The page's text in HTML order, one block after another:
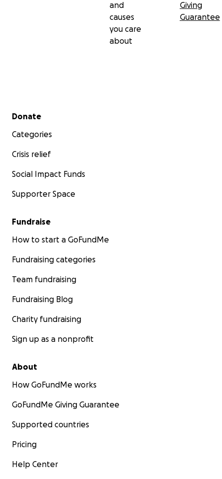
and
causes
you care
about
Giving
Guarantee
Secondary menu
Donate
Categories
Crisis relief
Social Impact Funds
Supporter Space
Fundraise
How to start a GoFundMe
Fundraising categories
Team fundraising
Fundraising Blog
Charity fundraising
Sign up as a nonprofit
About
How GoFundMe works
GoFundMe Giving Guarantee
Supported countries
Pricing
Help Center